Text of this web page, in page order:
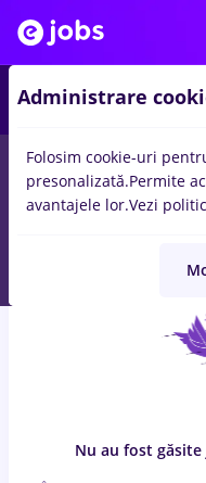
locuri de munca
Entry-Level (< 2 ani)in
Sanatate
Nu au fost
Administrare
Folosim cookie-uri
presonalizată.Permite
avantajele lor.Vezi